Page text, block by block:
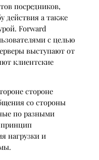
посредников,
действия а также
Forward
с целью
выступают от
клиентские
стороне
со стороны
по разными
нагрузки и